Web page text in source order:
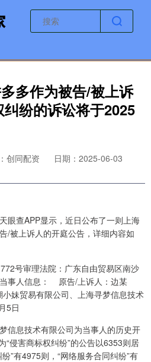
多作为被告/被上诉
纷的诉讼将于2025
创同配资
日期：2025-06-03
眼查APP显示，近日公布了一则上海
/被上诉人的开庭公告，详细内容如
号审理法院：广东自由贸易区南沙
事人信息： 原告/上诉人：边某
妹贸易有限公司、上海寻梦信息技术
5日
信息技术有限公司为当事人的历史开
“侵害商标权纠纷”的公告以6353则居
”有4975则，“网络服务合同纠纷”有